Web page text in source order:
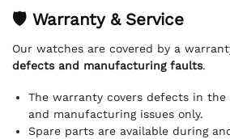
🛡 Warranty & Service
Our watches are covered by a
defects and manufacturing faults.
The warranty covers defects in
and manufacturing issues only.
Spare parts are available during